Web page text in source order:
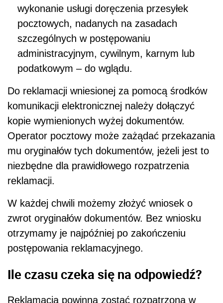
wykonanie usługi doręczenia przesyłek
pocztowych, nadanych na zasadach
szczególnych w postępowaniu
administracyjnym, cywilnym, karnym lub
podatkowym – do wglądu.
Do reklamacji wniesionej za pomocą środków
komunikacji elektronicznej należy dołączyć
kopie wymienionych wyżej dokumentów.
Operator pocztowy może zażądać przekazania
mu oryginałów tych dokumentów, jeżeli jest to
niezbędne dla prawidłowego rozpatrzenia
reklamacji.
W każdej chwili możemy złożyć wniosek o
zwrot oryginałów dokumentów. Bez wniosku
otrzymamy je najpóźniej po zakończeniu
postępowania reklamacyjnego.
Ile czasu czeka się na odpowiedź?
Reklamacja powinna zostać rozpatrzona w